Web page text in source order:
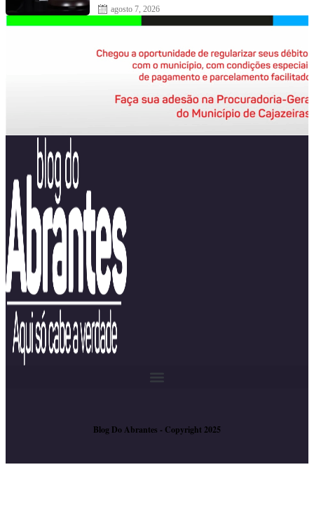
Posted
agosto 7, 2026
Blog Do Abrantes - Copyright 2025